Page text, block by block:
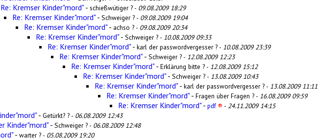
Re: Kremser Kinder"mord"- schießwütiger ? - 09.08.2009 18:29
Re: Kremser Kinder"mord"- Schweiger ? - 09.08.2009 19:04
Re: Kremser Kinder"mord"- achso ? - 09.08.2009 20:34
Re: Kremser Kinder"mord"- Schweiger ? - 10.08.2009 09:33
Re: Kremser Kinder"mord"- karl der passwordvergesser ? - 10.08.2009 23:39
Re: Kremser Kinder"mord"- Schweiger ? - 12.08.2009 12:23
Re: Kremser Kinder"mord"- Erklärung bitte ? - 12.08.2009 15:12
Re: Kremser Kinder"mord"- Schweiger ? - 13.08.2009 10:43
Re: Kremser Kinder"mord"- karl der passwordvergesser ? - 13.08.2009 11:11
Re: Kremser Kinder"mord"- Fragen über Fragen ? - 16.08.2009 09:59
Re: Kremser Kinder"mord"- pdf® - 24.11.2009 14:15
- Getürkt? ? - 06.08.2009 12:43
Kinder"mord"- Schweiger ? - 06.08.2009 12:48
- warter ? - 05.08.2009 19:20